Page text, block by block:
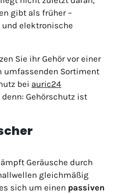
gibt als früher –
elektronische
Sie ihr Gehör vor einer
umfassenden Sortiment
bei auric24
Gehörschutz ist
Geräusche durch
gleichmäßig
sich um einen passiven